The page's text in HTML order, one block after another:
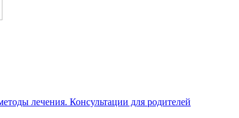
лечения. Консультации для родителей